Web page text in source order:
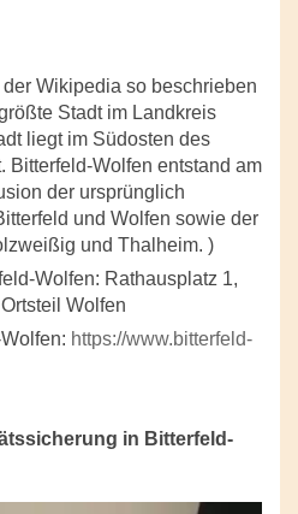
Wikipedia so beschrieben
Stadt im Landkreis
liegt im Südosten des
Bitterfeld-Wolfen entstand am
der ursprünglich
und Wolfen sowie der
und Thalheim. )
Wolfen: Rathausplatz 1,
Wolfen
https://www.bitterfeld-
in Bitterfeld-